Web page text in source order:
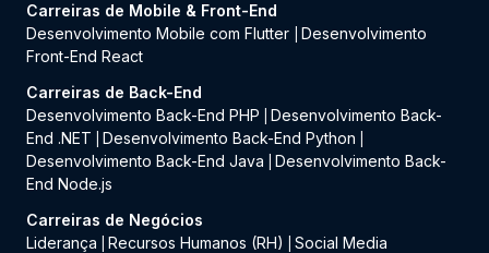
Carreiras de Mobile & Front-End
Desenvolvimento Mobile com Flutter
Desenvolvimento
Front-End React
Carreiras de Back-End
Desenvolvimento Back-End PHP
Desenvolvimento Back-
End .NET
Desenvolvimento Back-End Python
Desenvolvimento Back-End Java
Desenvolvimento Back-
End Node.js
Carreiras de Negócios
Liderança
Recursos Humanos (RH)
Social Media